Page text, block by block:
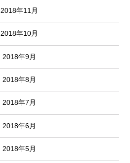
2018年11月
2018年10月
2018年9月
2018年8月
2018年7月
2018年6月
2018年5月